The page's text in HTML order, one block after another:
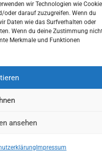
wir Technologien wie
oder darauf zuzugreifen. Wenn du
Daten wie das Surfverhalten oder
Wenn du deine Zustimmung
Merkmale und Funktionen
ansehen
Impressum